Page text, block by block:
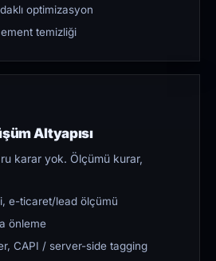
optimizasyon
temizliği
Altyapısı
karar yok. Ölçümü kurar,
e-ticaret/lead ölçümü
önleme
CAPI / server-side tagging